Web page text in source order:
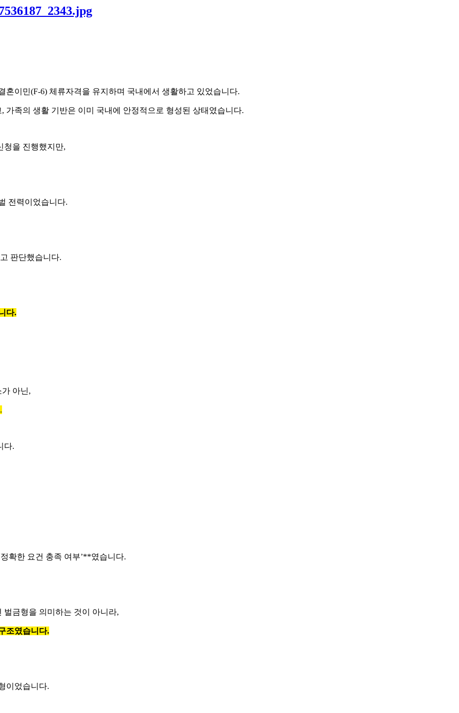
이민(F-6) 체류자격을 유지하며 국내에서 생활하고 있었습니다.
족의 생활 기반은 이미 국내에 안정적으로 형성된 상태였습니다.
청을 진행했지만,
전력이었습니다.
판단했습니다.
다.
아닌,
다.
확한 요건 충족 여부’**였습니다.
금형을 의미하는 것이 아니라,
조였습니다.
이었습니다.